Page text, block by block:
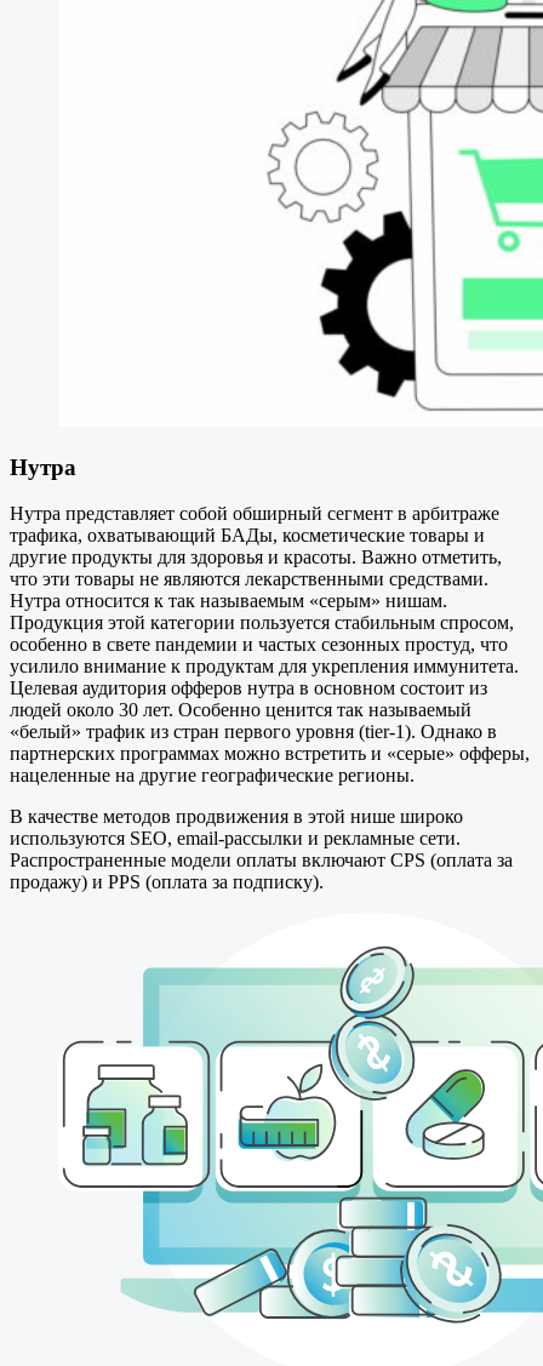
Нутра
Нутра представляет собой обширный сегмент в арбитраже
трафика, охватывающий БАДы, косметические товары и
другие продукты для здоровья и красоты. Важно отметить,
что эти товары не являются лекарственными средствами.
Нутра относится к так называемым «серым» нишам.
Продукция этой категории пользуется стабильным спросом,
особенно в свете пандемии и частых сезонных простуд, что
усилило внимание к продуктам для укрепления иммунитета.
Целевая аудитория офферов нутра в основном состоит из
людей около 30 лет. Особенно ценится так называемый
«белый» трафик из стран первого уровня (tier-1). Однако в
партнерских программах можно встретить и «серые» офферы,
нацеленные на другие географические регионы.
В качестве методов продвижения в этой нише широко
используются SEO, email-рассылки и рекламные сети.
Распространенные модели оплаты включают CPS (оплата за
продажу) и PPS (оплата за подписку).